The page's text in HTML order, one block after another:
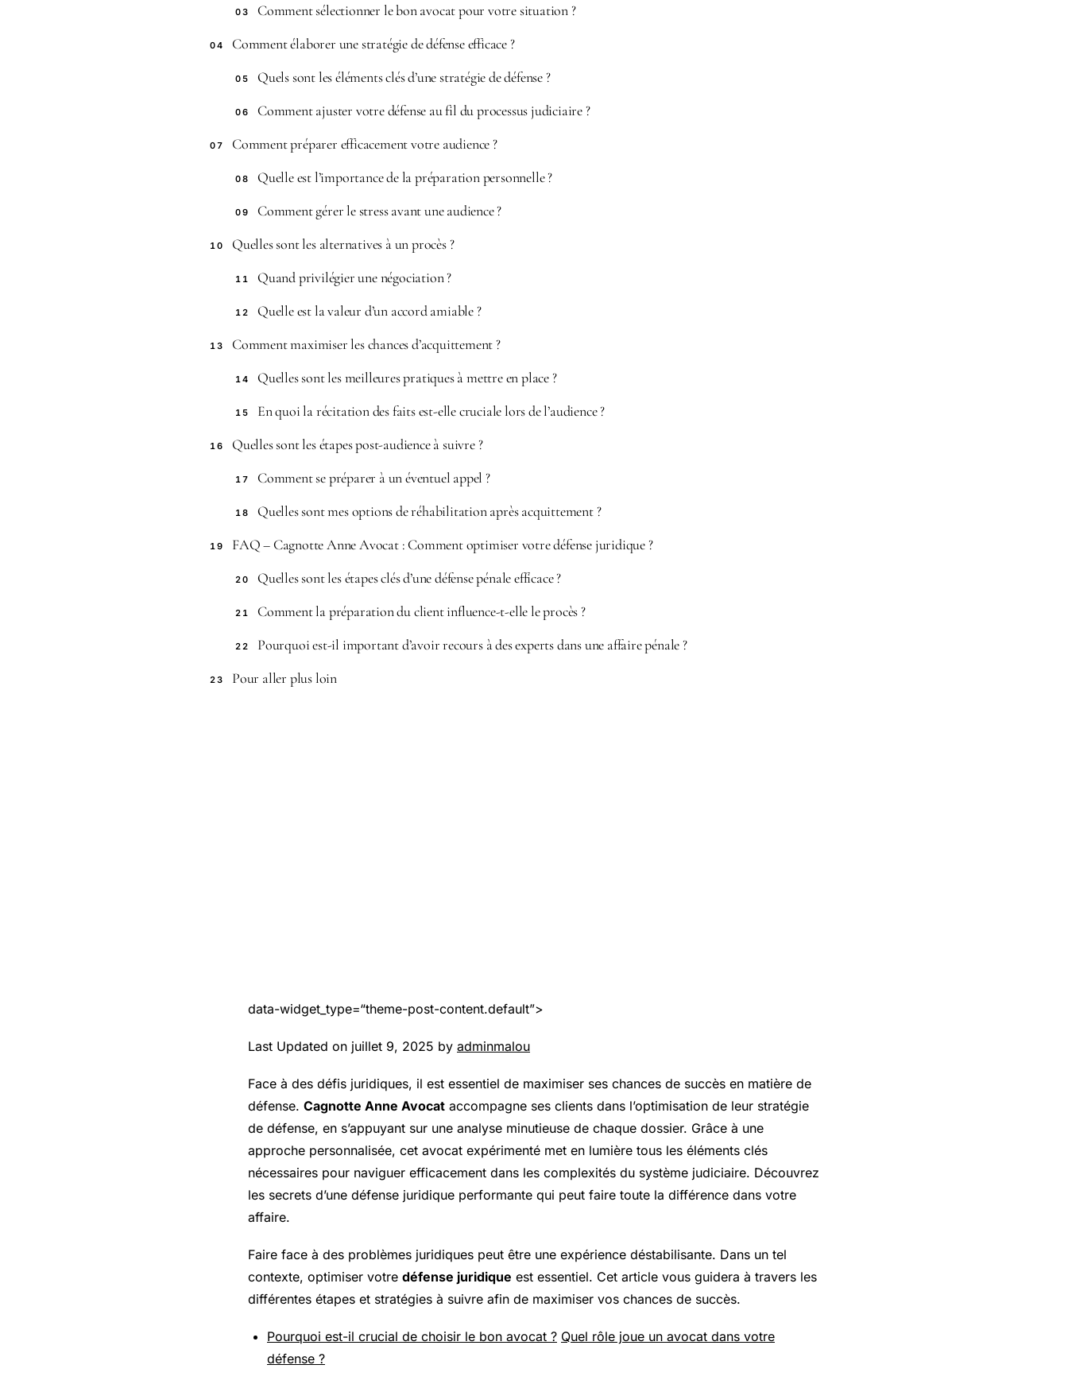
03 Comment sélectionner le bon avocat pour votre situation ?
04 Comment élaborer une stratégie de défense efficace ?
05 Quels sont les éléments clés d’une stratégie de défense ?
06 Comment ajuster votre défense au fil du processus judiciaire ?
07 Comment préparer efficacement votre audience ?
08 Quelle est l’importance de la préparation personnelle ?
09 Comment gérer le stress avant une audience ?
10 Quelles sont les alternatives à un procès ?
11 Quand privilégier une négociation ?
12 Quelle est la valeur d’un accord amiable ?
13 Comment maximiser les chances d’acquittement ?
14 Quelles sont les meilleures pratiques à mettre en place ?
15 En quoi la récitation des faits est-elle cruciale lors de l’audience ?
16 Quelles sont les étapes post-audience à suivre ?
17 Comment se préparer à un éventuel appel ?
18 Quelles sont mes options de réhabilitation après acquittement ?
19 FAQ – Cagnotte Anne Avocat : Comment optimiser votre défense juridique ?
20 Quelles sont les étapes clés d’une défense pénale efficace ?
21 Comment la préparation du client influence-t-elle le procès ?
22 Pourquoi est-il important d’avoir recours à des experts dans une affaire pénale ?
23 Pour aller plus loin
data-widget_type=“theme-post-content.default”>
Last Updated on juillet 9, 2025 by adminmalou
Face à des défis juridiques, il est essentiel de maximiser ses chances de succès en matière de
défense. Cagnotte Anne Avocat accompagne ses clients dans l’optimisation de leur stratégie
de défense, en s’appuyant sur une analyse minutieuse de chaque dossier. Grâce à une
approche personnalisée, cet avocat expérimenté met en lumière tous les éléments clés
nécessaires pour naviguer efficacement dans les complexités du système judiciaire. Découvrez
les secrets d’une défense juridique performante qui peut faire toute la différence dans votre
affaire.
Faire face à des problèmes juridiques peut être une expérience déstabilisante. Dans un tel
contexte, optimiser votre défense juridique est essentiel. Cet article vous guidera à travers les
différentes étapes et stratégies à suivre afin de maximiser vos chances de succès.
Pourquoi est-il crucial de choisir le bon avocat ? Quel rôle joue un avocat dans votre
défense ?